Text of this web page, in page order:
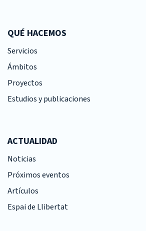
QUÉ HACEMOS
Servicios
Ámbitos
Proyectos
Estudios y publicaciones
ACTUALIDAD
Noticias
Próximos eventos
Artículos
Espai de Llibertat